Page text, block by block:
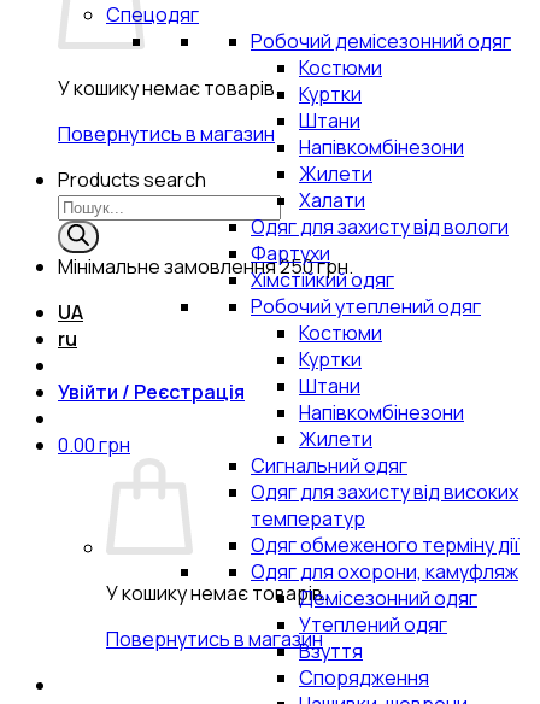
У кошику немає товарів.
Повернутись в магазин
Products search
Мінімальне замовлення250 грн.
UA
ru
Увійти / Реєстрація
0.00грн
У кошику немає товарів.
Повернутись в магазин
Спецодяг
Робочий демісезонний одяг
Костюми
Куртки
Штани
Напівкомбінезони
Жилети
Халати
Одяг для захисту від вологи
Фартухи
Хімстійкий одяг
Робочий утеплений одяг
Костюми
Куртки
Штани
Напівкомбінезони
Жилети
Сигнальний одяг
Одяг для захисту від високих
температур
Одяг обмеженого терміну дії
Одяг для охорони, камуфляж
Демісезонний одяг
Утеплений одяг
Взуття
Спорядження